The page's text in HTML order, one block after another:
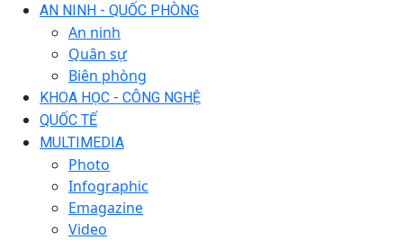
AN NINH - QUỐC PHÒNG
An ninh
Quân sự
Biên phòng
KHOA HỌC - CÔNG NGHỆ
QUỐC TẾ
MULTIMEDIA
Photo
Infographic
Emagazine
Video